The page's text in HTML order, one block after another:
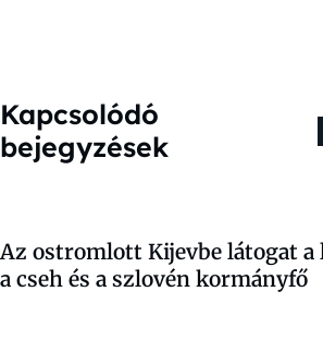
Kapcsolódó
bejegyzések
Az ostromlott Kijevbe látogat a
a cseh és a szlovén kormányfő